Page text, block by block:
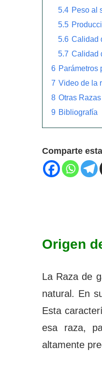
5.4 Peso al
5.5
5.6 Calidad
5.7 Calidad
6 Parámetros
7 Video de la
8 Otras
9 Bibliografía
Comparte
Origen
La Raza de
natural. En
Esta
esa raza,
altamente